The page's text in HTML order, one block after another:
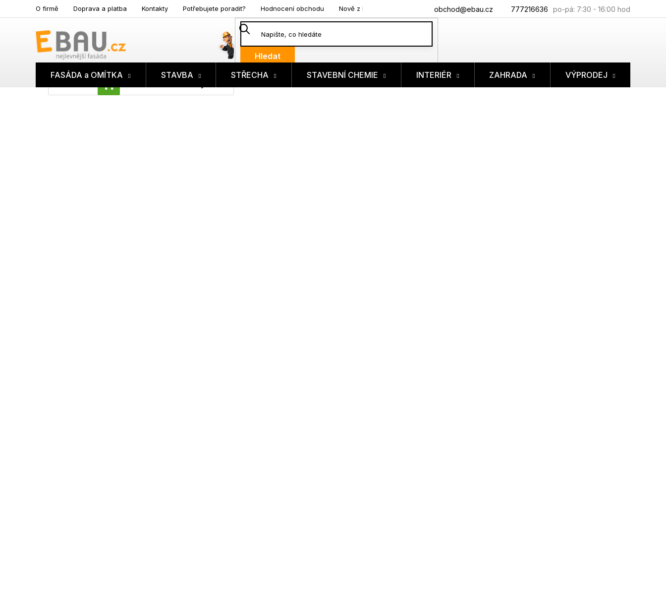
na
777216636
obchod@ebau.cz
O firmě Doprava a platba Kontakty Potřebujete poradit? Hodnocení obchodu Nově z blogu
Hledat
NÁKUPNÍ
FASÁDA a OMÍTKA STAVBA STŘECHA STAVEBNÍ CHEMIE INTERIÉR ZAHRADA VÝPRODEJ